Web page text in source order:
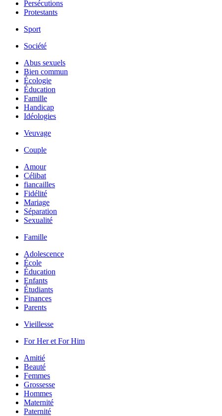
Persécutions
Protestants
Sport
Société
Abus sexuels
Bien commun
Écologie
Éducation
Famille
Handicap
Idéologies
Veuvage
Couple
Amour
Célibat
fiancailles
Fidélité
Mariage
Séparation
Sexualité
Famille
Adolescence
École
Éducation
Enfants
Étudiants
Finances
Parents
Vieillesse
For Her et For Him
Amitié
Beauté
Femmes
Grossesse
Hommes
Maternité
Paternité